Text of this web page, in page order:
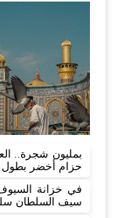
بمليون شجرة..
حزام أخضر بطول 90
في خزانة
سيف السلطان